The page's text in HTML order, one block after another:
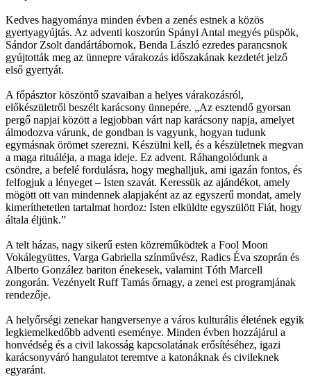
Kedves hagyománya minden évben a zenés estnek a közös
gyertyagyújtás. Az adventi koszorún Spányi Antal megyés püspök,
Sándor Zsolt dandártábornok, Benda László ezredes parancsnok
gyújtották meg az ünnepre várakozás időszakának kezdetét jelző
első gyertyát.
A főpásztor köszöntő szavaiban a helyes várakozásról,
előkészületről beszélt karácsony ünnepére. „Az esztendő gyorsan
pergő napjai között a legjobban várt nap karácsony napja, amelyet
álmodozva várunk, de gondban is vagyunk, hogyan tudunk
egymásnak örömet szerezni. Készülni kell, és a készületnek megvan
a maga rituáléja, a maga ideje. Ez advent. Ráhangolódunk a
csöndre, a befelé fordulásra, hogy meghalljuk, ami igazán fontos, és
felfogjuk a lényeget – Isten szavát. Keressük az ajándékot, amely
mögött ott van mindennek alapjaként az az egyszerű mondat, amely
kimeríthetetlen tartalmat hordoz: Isten elküldte egyszülött Fiát, hogy
általa éljünk.”
A telt házas, nagy sikerű esten közreműködtek a Fool Moon
Vokálegyüttes, Varga Gabriella színművész, Radics Éva szoprán és
Alberto González bariton énekesek, valamint Tóth Marcell
zongorán. Vezényelt Ruff Tamás őrnagy, a zenei est programjának
rendezője.
A helyőrségi zenekar hangversenye a város kulturális életének egyik
legkiemelkedőbb adventi eseménye. Minden évben hozzájárul a
honvédség és a civil lakosság kapcsolatának erősítéséhez, igazi
karácsonyváró hangulatot teremtve a katonáknak és civileknek
egyaránt.